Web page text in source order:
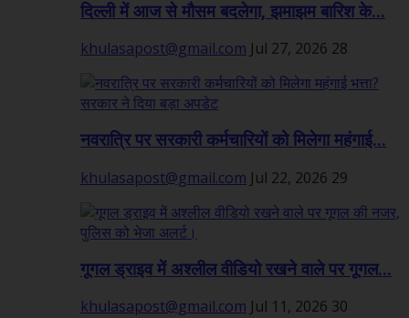
दिल्ली में आज से मौसम बदलेगा, झमाझम बारिश के...
khulasapost@gmail.com Jul 27, 2026 28
नवरात्रि पर सरकारी कर्मचारियों को मिलेगा महंगाई...
khulasapost@gmail.com Jul 22, 2026 29
गूगल ड्राइव में अश्लील वीडियो रखने वाले पर गूगल...
khulasapost@gmail.com Jul 11, 2026 30